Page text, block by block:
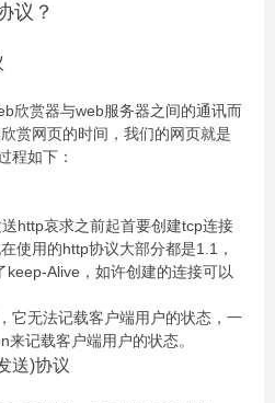
议？
欣赏器与web服务器之间的通讯而
赏网页的时间，我们的网页就是
程如下：
http哀求之前起首要创建tcp连接
使用的http协议大部分都是1.1，
Alive，如许创建的连接可以
它无法记载客户端用户的状态，一
记载客户端用户的状态。
送)协议